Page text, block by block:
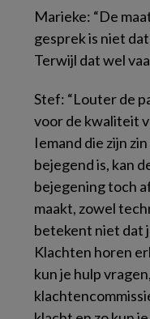
Marieke: “De
gesprek is niet
Terwijl dat wel
Stef: “Louter de
voor de kwaliteit
Iemand die zijn
bejegend is, kan
bejegening toch
maakt, zowel
betekent niet dat
Klachten horen
kun je hulp